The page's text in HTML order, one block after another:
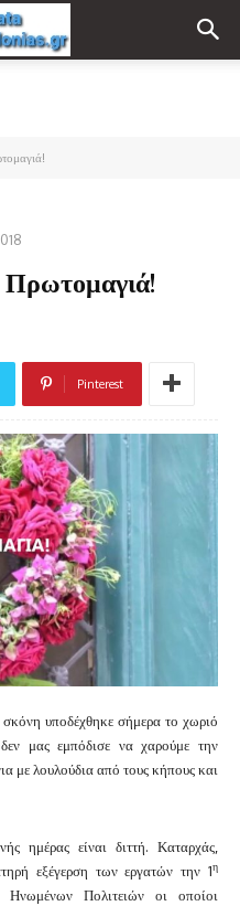
Pinterest
υποδέχθηκε σήμερα το χωριό
μας εμπόδισε να χαρούμε την
με λουλούδια από τους κήπους και
ημέρας είναι διττή. Καταρχάς,
εξέγερση των εργατών την 1η
Πολιτειών οι οποίοι